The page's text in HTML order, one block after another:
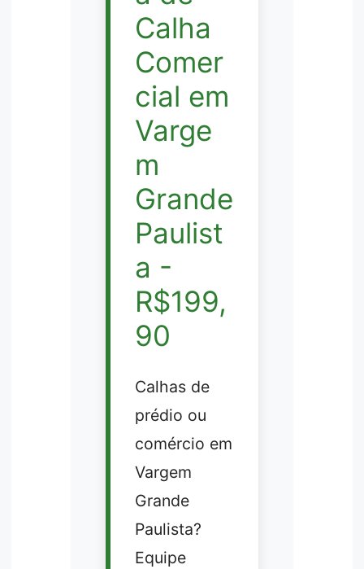
Calha
Comer
cial em
Varge
m
Grande
Paulist
a -
R$199,
90
Calhas de
prédio ou
comércio em
Vargem
Grande
Paulista?
Equipe